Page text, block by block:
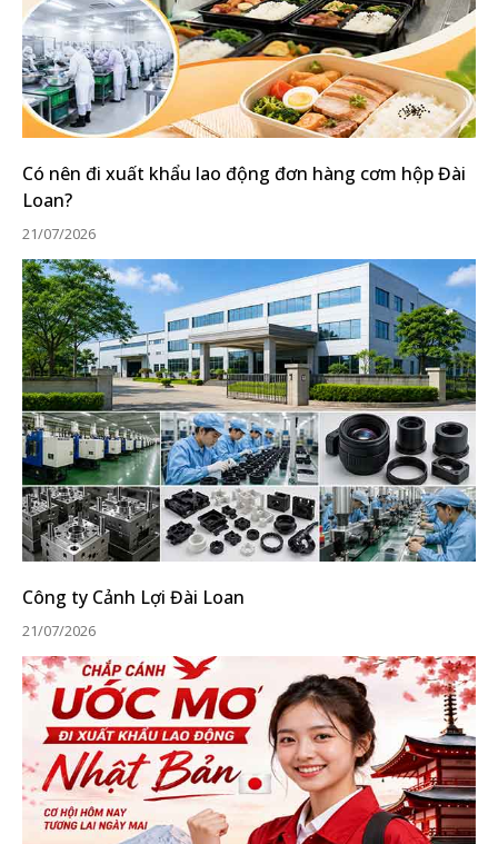
Có nên đi xuất khẩu lao động đơn hàng cơm hộp Đài
Loan?
21/07/2026
Công ty Cảnh Lợi Đài Loan
21/07/2026